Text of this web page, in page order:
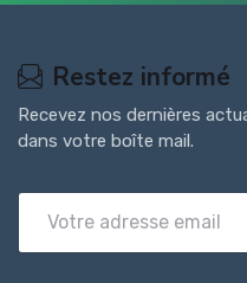
Restez informé
Recevez nos dernières
dans votre boîte mail.